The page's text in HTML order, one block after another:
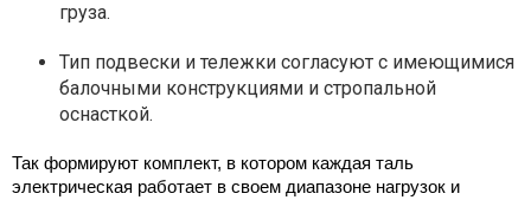
груза.
Тип подвески и тележки согласуют с имеющимися
балочными конструкциями и стропальной
оснасткой.
Так формируют комплект, в котором каждая таль
электрическая работает в своем диапазоне нагрузок и